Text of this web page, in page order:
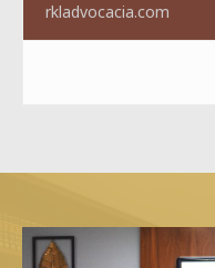
rkladvocacia.com